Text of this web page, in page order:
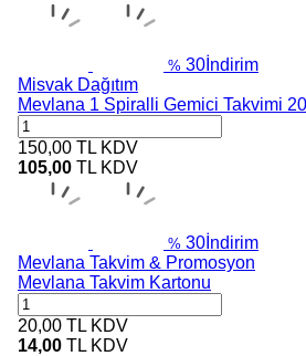
% 30 İndirim
Misvak Dağıtım
Mevlana 1 Spiralli Gemici Takvimi
150,00 TL KDV
105,00 TL KDV
% 30 İndirim
Mevlana Takvim & Promosyon
Mevlana Takvim Kartonu
20,00 TL KDV
14,00 TL KDV